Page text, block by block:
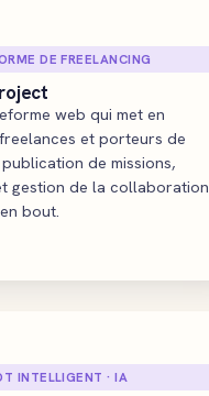
DE FREELANCING
web qui met en
et porteurs de
de missions,
gestion de la collaboration
bout.
INTELLIGENT · IA